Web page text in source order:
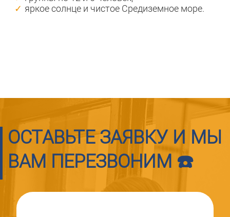
яркое солнце и чистое Средиземное море.
ОСТАВЬТЕ ЗАЯВКУ И МЫ
ВАМ ПЕРЕЗВОНИМ ☎️